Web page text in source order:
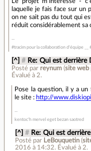
Le projet m'intéresse -
laquelle je fais face sur un
on ne sait pas du tout qui
réduit considérablement sa
#tracim pour la collaboration d'équipe __
[^] # Re: Qui est derrière
Posté par reynum (site web
Évalué à 2.
Pose la question, il y a
le site : http://
kentoc'h mervel eget bezan saotred
[^] # Re: Qui est
Posté par LeBouquetin(
2016 à 14:32. Évalué à 2.